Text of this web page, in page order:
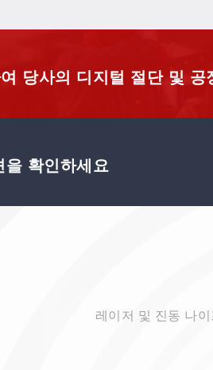
당사의 디지털 절단 및
확인하세요
레이저 및 진동 나